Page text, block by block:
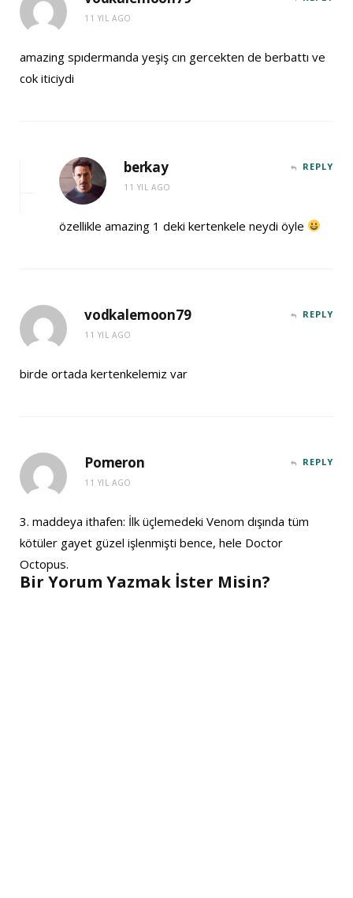
11 YIL AGO
amazing spıdermanda yeşiş cın gercekten de berbattı ve
cok iticiydi
berkay
11 YIL AGO
REPLY
özellikle amazing 1 deki kertenkele neydi öyle
vodkalemoon79
11 YIL AGO
REPLY
birde ortada kertenkelemiz var
Pomeron
11 YIL AGO
REPLY
3. maddeya ithafen: İlk üçlemedeki Venom dışında tüm
kötüler gayet güzel işlenmişti bence, hele Doctor
Octopus.
Bir Yorum Yazmak İster Misin?